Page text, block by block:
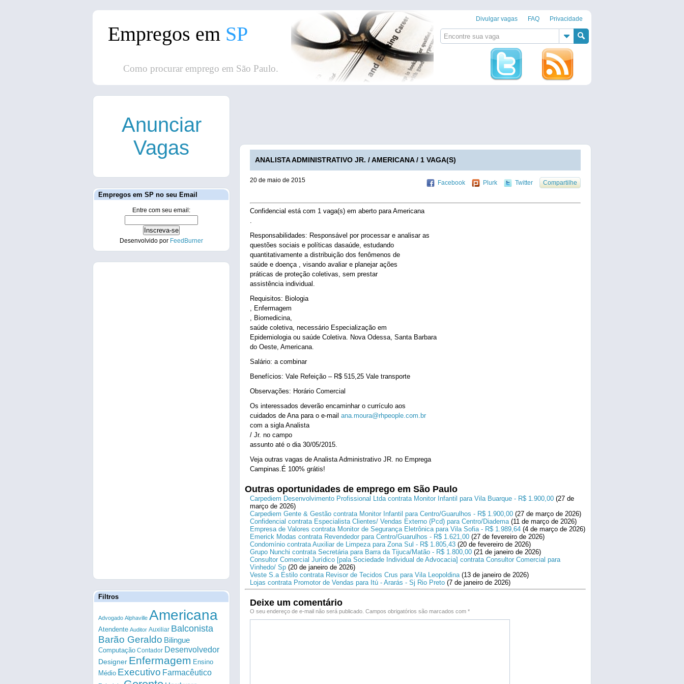
Divulgar vagas FAQ Privacidade
Empregos em SP
Como procurar emprego em São Paulo.
ANALISTA ADMINISTRATIVO JR. / AMERICANA / 1 VAGA(S)
20 de maio de 2015 Facebook Plurk Twitter Compartilhe
Confidencial está com 1 vaga(s) em aberto para Americana
.
Responsabilidades: Responsável por processar e analisar as
questões sociais e políticas dasaúde, estudando
quantitativamente a distribuição dos fenômenos de
saúde e doença , visando avaliar e planejar ações
práticas de proteção coletivas, sem prestar
assistência individual.
Requisitos: Biologia
, Enfermagem
, Biomedicina,
saúde coletiva, necessário Especialização em
Epidemiologia ou saúde Coletiva. Nova Odessa, Santa Barbara
do Oeste, Americana.
Salário: a combinar
Benefícios: Vale Refeição – R$ 515,25 Vale transporte
Observações: Horário Comercial
Os interessados deverão encaminhar o currículo aos
cuidados de Ana para o e-mail ana.moura@rhpeople.com.br
com a sigla Analista
/ Jr. no campo
assunto até o dia 30/05/2015.
Veja outras vagas de Analista Administrativo JR. no Emprega
Campinas.É 100% grátis!
Outras oportunidades de emprego em São Paulo
Carpediem Desenvolvimento Profissional Ltda contrata Monitor Infantil para Vila Buarque - R$ 1.900,00 (27 de
março de 2026)
Carpediem Gente & Gestão contrata Monitor Infantil para Centro/Guarulhos - R$ 1.900,00 (27 de março de 2026)
Confidencial contrata Especialista Clientes/ Vendas Externo (Pcd) para Centro/Diadema(11 de março de 2026)
Empresa de Valores contrata Monitor de Segurança Eletrônica para Vila Sofia - R$ 1.989,64 (4 de março de 2026)
Emerick Modas contrata Revendedor para Centro/Guarulhos - R$ 1.621,00 (27 de fevereiro de 2026)
Condomínio contrata Auxiliar de Limpeza para Zona Sul - R$ 1.805,43 (20 de fevereiro de 2026)
Grupo Nunchi contrata Secretária para Barra da Tijuca/Matão - R$ 1.800,00 (21 de janeiro de 2026)
Consultor Comercial Jurídico [pala Sociedade Individual de Advocacia] contrata Consultor Comercial para
Vinhedo/ Sp (20 de janeiro de 2026)
Veste S.a Estilo contrata Revisor de Tecidos Crus para Vila Leopoldina(13 de janeiro de 2026)
Lojas contrata Promotor de Vendas para Itú - Ararás - Sj Rio Preto (7 de janeiro de 2026)
Deixe um comentário
O seu endereço de e-mail não será publicado. Campos obrigatórios são marcados com *
Anunciar
Vagas
Empregos em SP no seu Email
Entre com seu email:
Desenvolvido por FeedBurner
Filtros
Advogado Alphaville Americana
Atendente Auditor Auxiliar Balconista
Barão Geraldo Bilingue
Computação Contador Desenvolvedor
Designer Enfermagem Ensino
Médio Executivo Farmacêutico